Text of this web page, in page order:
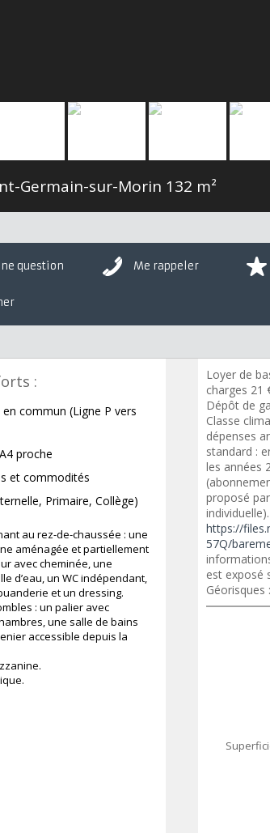
Germain-sur-Morin 132 m²
question Me rappeler
:
commun (Ligne P vers
proche
et commodités
Primaire, Collège)
au rez-de-chaussée : une
aménagée et partiellement
avec cheminée, une
d’eau, un WC indépendant,
et un dressing.
: un palier avec
une salle de bains
accessible depuis la
Loyer de
charges 21
Dépôt de
Classe
dépenses
standard :
les années
proposé
https://
57Q/
est exposé
Géorisques